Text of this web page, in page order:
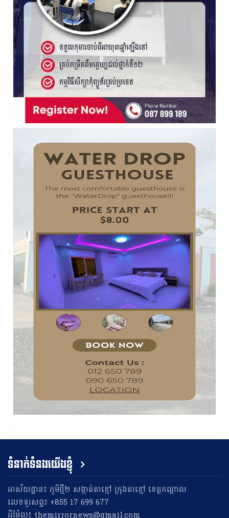
ទំនាក់ទំនងយើងខ្ញុំ
អាស័យដ្ឋាន៖ ភូមិថ្មី២ សង្កាត់តាខ្មៅ ក្រុងតាខ្មៅ ខេត្តកណ្តាល
លេខទូរសព្ទ៖ +855 17 699 677
អុីម៉ែល៖ themirrornews@gmail.com